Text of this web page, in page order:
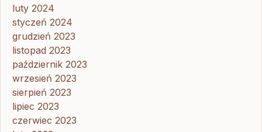
luty 2024
styczeń 2024
grudzień 2023
listopad 2023
październik 2023
wrzesień 2023
sierpień 2023
lipiec 2023
czerwiec 2023